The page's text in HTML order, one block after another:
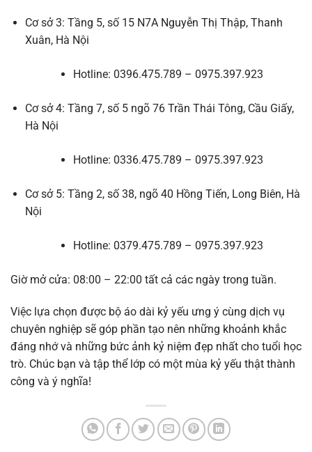
Cơ sở 3: Tầng 5, số 15 N7A Nguyễn Thị Thập, Thanh
Xuân, Hà Nội
Hotline: 0396.475.789 – 0975.397.923
Cơ sở 4: Tầng 7, số 5 ngõ 76 Trần Thái Tông, Cầu Giấy,
Hà Nội
Hotline: 0336.475.789 – 0975.397.923
Cơ sở 5: Tầng 2, số 38, ngõ 40 Hồng Tiến, Long Biên, Hà
Nội
Hotline: 0379.475.789 – 0975.397.923
Giờ mở cửa: 08:00 – 22:00 tất cả các ngày trong tuần.
Việc lựa chọn được bộ áo dài kỷ yếu ưng ý cùng dịch vụ
chuyên nghiệp sẽ góp phần tạo nên những khoảnh khắc
đáng nhớ và những bức ảnh kỷ niệm đẹp nhất cho tuổi học
trò. Chúc bạn và tập thể lớp có một mùa kỷ yếu thật thành
công và ý nghĩa!